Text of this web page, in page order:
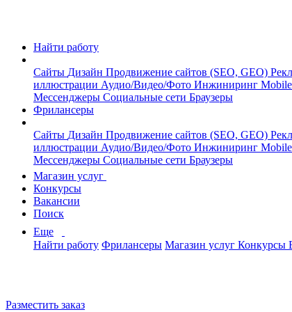
Найти работу
Сайты Дизайн Продвижение сайтов (SEO, GEO)
иллюстрации Аудио/Видео/Фото Инжиниринг Mobile
Мессенджеры Социальные сети Браузеры
Фрилансеры
Сайты Дизайн Продвижение сайтов (SEO, GEO)
иллюстрации Аудио/Видео/Фото Инжиниринг Mobile
Мессенджеры Социальные сети Браузеры
Магазин услуг
Конкурсы
Вакансии
Поиск
Еще
Найти работу Фрилансеры Магазин услуг Конкурсы
Разместить заказ